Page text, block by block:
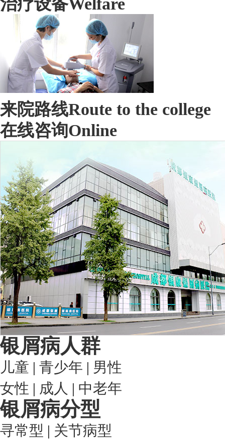
来院路线Route to the college
在线咨询Online
银屑病人群
儿童 | 青少年 | 男性
女性 | 成人 | 中老年
银屑病分型
寻常型 | 关节病型